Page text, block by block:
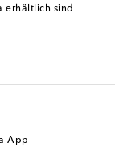
erhältlich sind
App